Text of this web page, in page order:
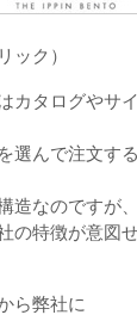
ック）
カタログやサ
選んで注文す
造なのですが、
の特徴が意図
ら弊社に